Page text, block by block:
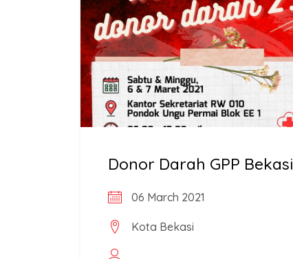
Donor Darah GPP Bekasi
06 March 2021
Kota Bekasi